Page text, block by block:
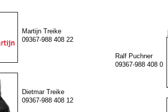
Martijn Treike
09367-988 408 22
Dietmar Treike
09367-988 408 12
Ralf Puchner
09367-988 408 0